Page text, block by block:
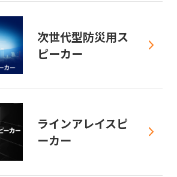
次世代型防災用ス
ピーカー
ラインアレイスピ
ーカー